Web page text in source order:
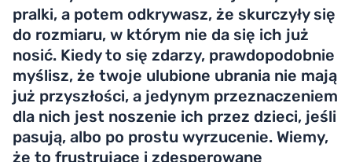
pralki, a potem odkrywasz, że skurczyły się
do rozmiaru, w którym nie da się ich już
nosić. Kiedy to się zdarzy, prawdopodobnie
myślisz, że twoje ulubione ubrania nie mają
już przyszłości, a jedynym przeznaczeniem
dla nich jest noszenie ich przez dzieci, jeśli
pasują, albo po prostu wyrzucenie. Wiemy,
że to frustrujące i zdesperowane